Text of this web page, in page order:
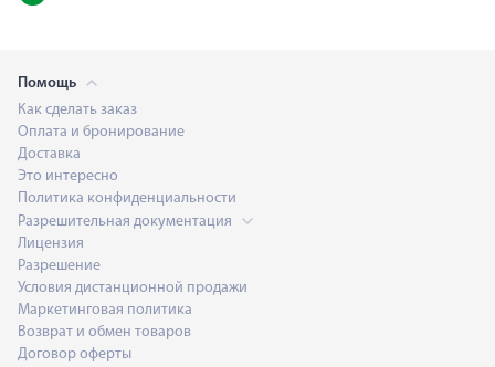
Помощь
Как сделать заказ
Оплата и бронирование
Доставка
Это интересно
Политика конфиденциальности
Разрешительная документация
Лицензия
Разрешение
Условия дистанционной продажи
Маркетинговая политика
Возврат и обмен товаров
Договор оферты